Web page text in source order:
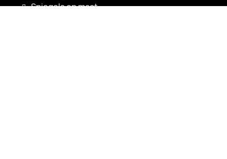
Spiegels op maat